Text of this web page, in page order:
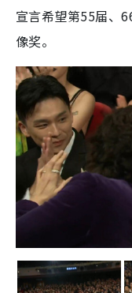
宣言希望第55届、
像奖。